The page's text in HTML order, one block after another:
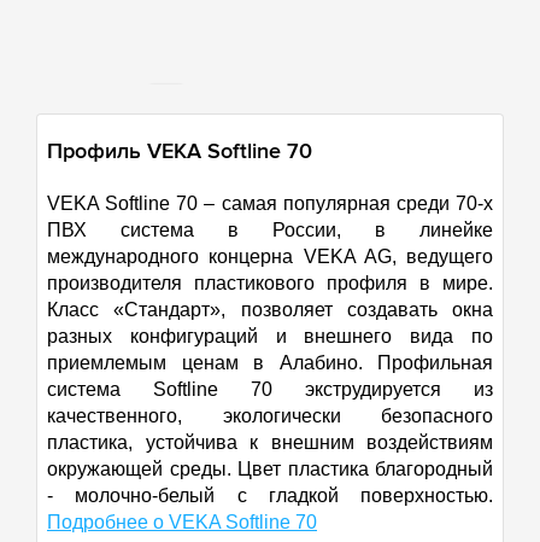
Профиль VEKA Softline 70
VEKA Softline 70 – самая популярная среди 70-х
ПВХ система в России, в линейке
международного концерна VEKA AG, ведущего
производителя пластикового профиля в мире.
Класс «Стандарт», позволяет создавать окна
разных конфигураций и внешнего вида по
приемлемым ценам в Алабино. Профильная
система Softline 70 экструдируется из
качественного, экологически безопасного
пластика, устойчива к внешним воздействиям
окружающей среды. Цвет пластика благородный
- молочно-белый с гладкой поверхностью.
Подробнее о VEKA Softline 70